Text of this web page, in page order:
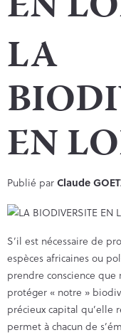
LA
EN
Publié parClaude
S’il est nécessaire de
espèces africaines ou
prendre conscience que
protéger « notre »
précieux capital qu’elle
permet à chacun de